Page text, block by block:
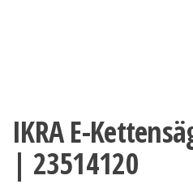
IKRA E-
| 23514120